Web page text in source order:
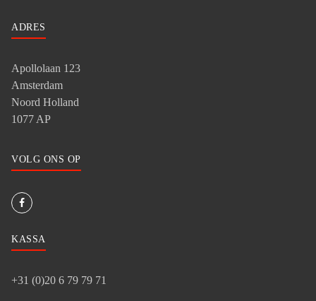
ADRES
Apollolaan 123
Amsterdam
Noord Holland
1077 AP
VOLG ONS OP
KASSA
+31 (0)20 6 79 79 71